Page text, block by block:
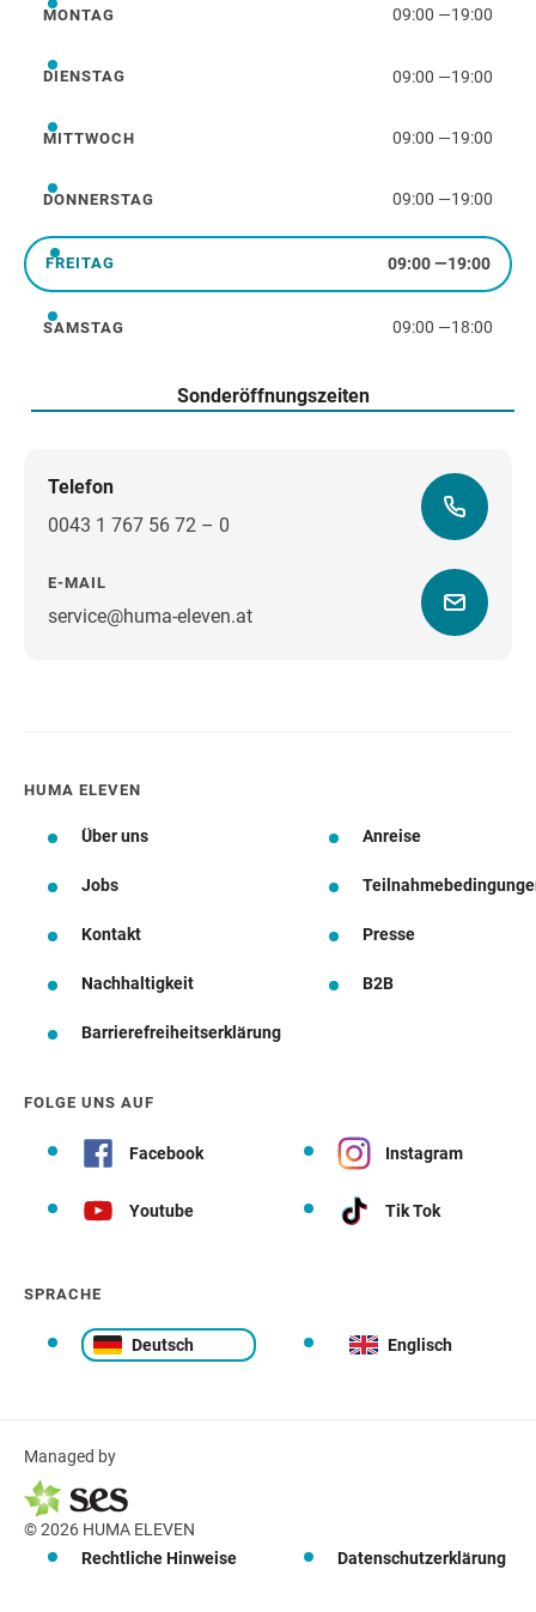
Montag
MONTAG 09:00 —19:00
Dienstag
DIENSTAG 09:00 —19:00
Mittwoch
MITTWOCH 09:00 —19:00
Donnerstag
DONNERSTAG 09:00 —19:00
Freitag
FREITAG 09:00—19:00
Samstag
SAMSTAG 09:00 —18:00
Sonderöffnungszeiten
Telefon
0043 1 767 56 72 – 0
E-MAIL
service@huma-eleven.atWegbeschreibung
HUMA ELEVEN
Über uns Anreise
Jobs
Kontakt Presse
Nachhaltigkeit B2B
Barrierefreiheitserklärung
FOLGE UNS AUF
Facebook Instagram
Youtube Tik Tok
SPRACHE
Deutsch Englisch
Managed by
© 2026 HUMA ELEVEN
Rechtliche Hinweise
Datenschutzerklärung